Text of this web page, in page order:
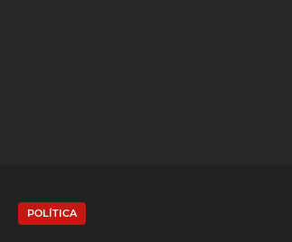
POLÍTICA